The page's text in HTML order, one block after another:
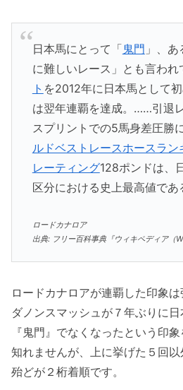
日本馬にとって「鬼門 」、
に難しいレース」とも言われ
ト を2012年に日本馬として
は翌年連覇を達成。……引退
スプリントでの5馬身差圧勝
ルドベストレースホースラン
レーティング128ポンドは、
区分における史上最高値であ
ロードカナロア
出典: フリー百科事典『ウィキペディア（
ロードカナロアが連覇した印象
ダノンスマッシュが７年ぶりに
『鬼門』でなくなったという印
知れませんが、上に挙げた５回
殆どが２桁着順です。